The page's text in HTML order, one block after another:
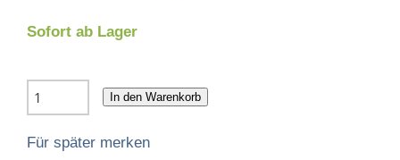
Sofort ab Lager
In den Warenkorb
Für später merken